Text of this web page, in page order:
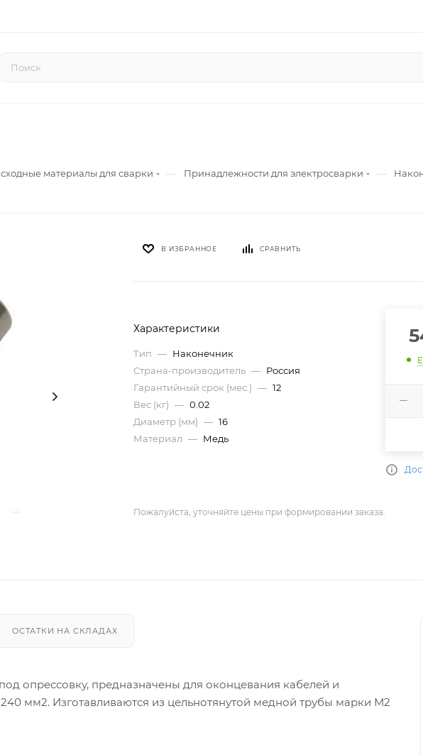
материалы для сварки — Принадлежности для электросварки —
В ИЗБРАННОЕ СРАВНИТЬ
Характеристики
Тип — Наконечник
Страна-производитель — Россия
Гарантийный срок (мес.) — 12
Вес (кг) — 0.02
Диаметр (мм) — 16
Материал — Медь
Пожалуйста, уточняйте цены при формировании заказа.
ОСТАТКИ НА СКЛАДАХ
опрессовку, предназначены для оконцевания кабелей и
мм2. Изготавливаются из цельнотянутой медной трубы марки М2